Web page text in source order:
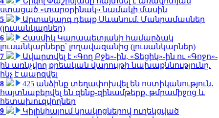
ստացած «տարօրինակ» նամակի մասին
5
Արտակարգ դեպք Սևանում. Մանրամասներ
(լուսանկարներ)
6
Հասմիկ Կարապետյանի համարձակ
լուսանկարները՝ լողավազանից (լուսանկարներ)
7
Ավարտվել է «Գող Բջե»-ին, «Տեցիկ»-ին ու «Գոջո»-
ին առնչվող քրեական վարույթի նախաքննությունը.
ինչ է պարզվել
8
425 անձինք տեղափոխվել են ոստիկանություն․
հայտնաբերվել են զենք-զինամթերք, թմրամիջոց և
հետախուզվողներ
9
Կիլիկիայում կրակոցներով ուղեկցված